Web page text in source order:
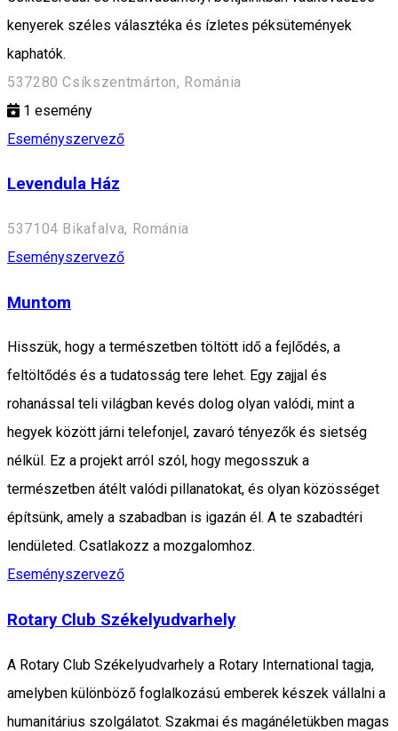
kenyerek széles választéka és ízletes péksütemények
kaphatók.
537280 Csíkszentmárton, Románia
1 esemény
Eseményszervező
Levendula Ház
537104 Bikafalva, Románia
Eseményszervező
Muntom
Hisszük, hogy a természetben töltött idő a fejlődés, a
feltöltődés és a tudatosság tere lehet. Egy zajjal és
rohanással teli világban kevés dolog olyan valódi, mint a
hegyek között járni telefonjel, zavaró tényezők és sietség
nélkül. Ez a projekt arról szól, hogy megosszuk a
természetben átélt valódi pillanatokat, és olyan közösséget
építsünk, amely a szabadban is igazán él. A te szabadtéri
lendületed. Csatlakozz a mozgalomhoz.
Eseményszervező
Rotary Club Székelyudvarhely
A Rotary Club Székelyudvarhely a Rotary International tagja,
amelyben különböző foglalkozású emberek készek vállalni a
humanitárius szolgálatot. Szakmai és magánéletükben magas